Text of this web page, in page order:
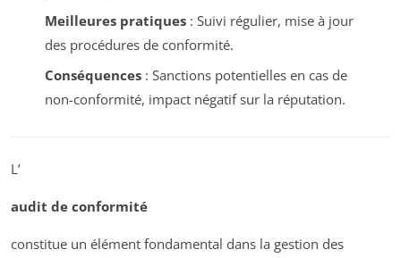
Meilleures pratiques: Suivi régulier, mise à jour
des procédures de conformité.
Conséquences: Sanctions potentielles en cas de
non-conformité, impact négatif sur la réputation.
L’
audit de conformité
constitue un élément fondamental dans la gestion des